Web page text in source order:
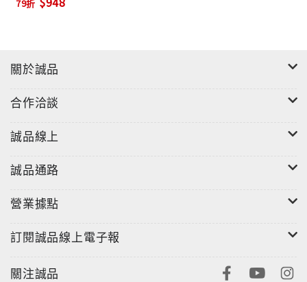
79折
關於誠品
合作洽談
誠品線上
誠品通路
營業據點
訂閱誠品線上電子報
關注誠品